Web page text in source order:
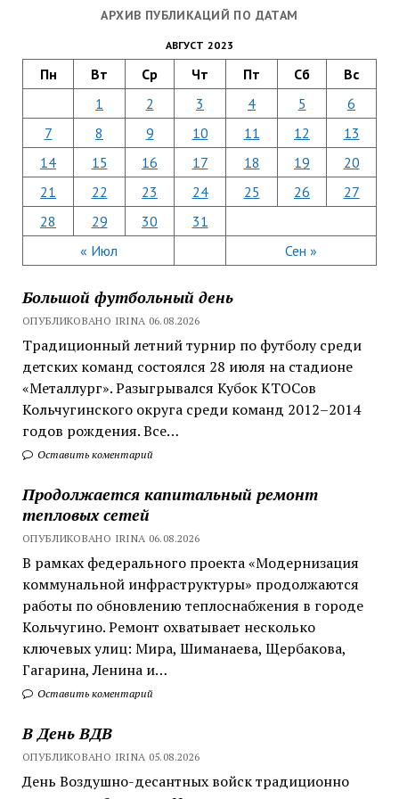
АРХИВ ПУБЛИКАЦИЙ ПО ДАТАМ
АВГУСТ 2023
Пн Вт Ср Чт Пт Сб Вс
« Июл Сен »
1 2 3 4 5
6
7
8 9 10 11 12
13
14
15 16 17 18 19
20
21
22 23 24 25 26
27
28
29 30 31
Большой футбольный день
ОПУБЛИКОВАНО IRINA 06.08.2026
Традиционный летний турнир по футболу среди
детских команд состоялся 28 июля на стадионе
«Металлург». Разыгрывался Кубок КТОСов
Кольчугинского округа среди команд 2012–2014
годов рождения. Все…
Оставить коментарий
Продолжается капитальный ремонт
тепловых сетей
ОПУБЛИКОВАНО IRINA 06.08.2026
В рамках федерального проекта «Модернизация
коммунальной инфраструктуры» продолжаются
работы по обновлению теплоснабжения в городе
Кольчугино. Ремонт охватывает несколько
ключевых улиц: Мира, Шиманаева, Щербакова,
Гагарина, Ленина и…
Оставить коментарий
В День ВДВ
ОПУБЛИКОВАНО IRINA 05.08.2026
День Воздушно-десантных войск традиционно